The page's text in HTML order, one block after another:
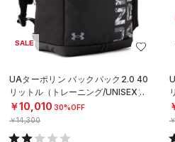
SALE
UAターポリン バックパック2.0 40
リットル（トレーニング/UNISEX）
￥10,010 30%OFF
￥14,300